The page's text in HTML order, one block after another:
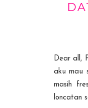
Dear all,
aku mau
masih
loncatan